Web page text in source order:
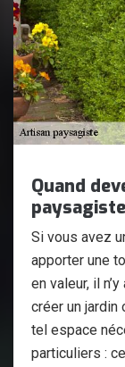
Quand
Si vous avez
apporter une
en valeur, il
créer un jardin
tel espace
particuliers :